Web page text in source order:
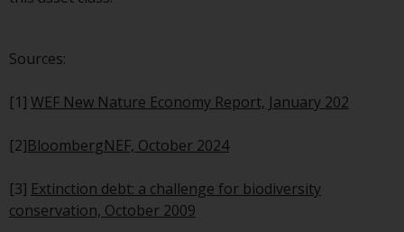
Angebotsprospekt und andere
konsultieren, um eine
andere relevante Informationen
zu erhalten.
Sources:
[1] WEF New Nature Economy Report, January 202
[2]BloombergNEF, October 2024
[3] Extinction debt: a challenge for biodiversity
conservation, October 2009